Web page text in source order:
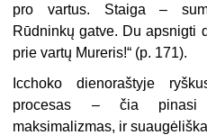
pro vartus. Staiga –
Rūdninkų gatve. Du apsnigti
prie vartų Mureris!“ (p. 171).
Icchoko dienoraštyje
procesas – čia pinasi
maksimalizmas, ir